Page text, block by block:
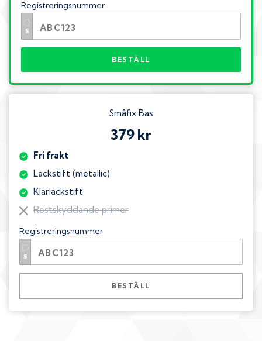
Registreringsnummer
BESTÄLL
Småfix Bas
379 kr
Fri frakt
Lackstift (metallic)
Klarlackstift
Rostskyddande primer
Registreringsnummer
BESTÄLL